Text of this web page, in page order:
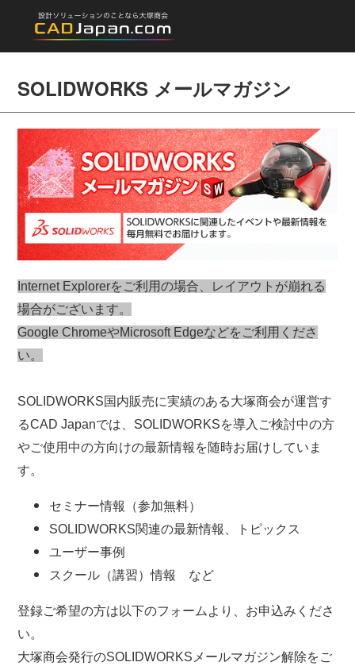
SOLIDWORKS メールマガジン
Internet Explorerをご利用の場合、レイアウトが崩れる
場合がございます。
Google ChromeやMicrosoft Edgeなどをご利用くださ
い。
SOLIDWORKS国内販売に実績のある大塚商会が運営す
るCAD Japanでは、SOLIDWORKSを導入ご検討中の方
やご使用中の方向けの最新情報を随時お届けしていま
す。
セミナー情報（参加無料）
SOLIDWORKS関連の最新情報、トピックス
ユーザー事例
スクール（講習）情報 など
登録ご希望の方は以下のフォームより、お申込みくださ
い。
大塚商会発行のSOLIDWORKSメールマガジン解除をご